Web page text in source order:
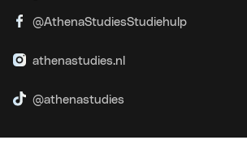
@AthenaStudiesStudiehulp
athenastudies.nl
@athenastudies